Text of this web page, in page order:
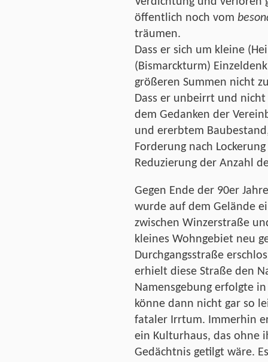
öffentlich noch vom
träumen.
Dass er sich um kleine
(Bismarckturm)
größeren Summen nicht
Dass er unbeirrt und
dem Gedanken der
und ererbtem
Forderung nach
Reduzierung der Anzahl
Gegen Ende der 90er
wurde auf dem Gelände
zwischen Winzerstraße
kleines Wohngebiet neu
Durchgangsstraße
erhielt diese Straße den
Namensgebung erfolgte
könne dann nicht gar so
fataler Irrtum. Immerhin
ein Kulturhaus, das ohne
Gedächtnis getilgt wäre.